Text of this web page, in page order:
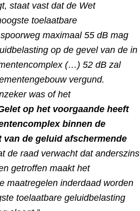
staat vast dat de Wet
toelaatbare
maximaal 55 dB mag
op de gevel van de in
(…) 52 dB zal
vergund.
was of het
op het voorgaande heeft
binnen de
de geluid afschermende
de raad verwacht dat anderszins
getroffen maakt het
maatregelen inderdaad worden
toelaatbare geluidbelasting